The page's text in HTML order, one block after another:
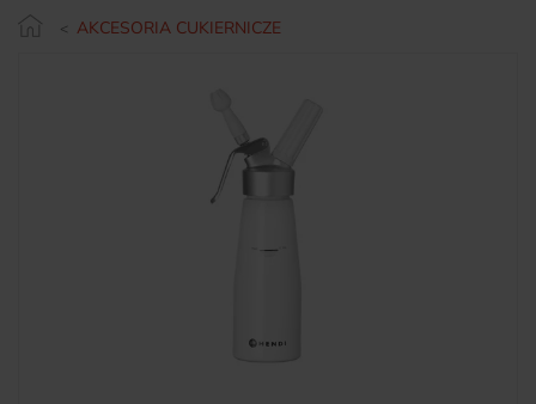
AKCESORIA CUKIERNICZE